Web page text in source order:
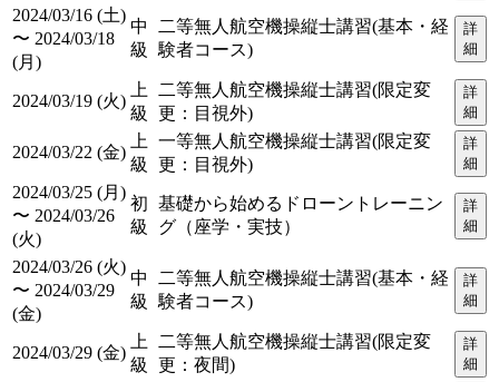
2024/03/16 (土)
〜 2024/03/18
(月)
中
級
二等無人航空機操縦士講習(基本・経
験者コース)
詳
細
2024/03/19 (火)
上
級
二等無人航空機操縦士講習(限定変
更：目視外)
詳
細
2024/03/22 (金)
上
級
一等無人航空機操縦士講習(限定変
更：目視外)
詳
細
2024/03/25 (月)
〜 2024/03/26
(火)
初
級
基礎から始めるドローントレーニン
グ（座学・実技）
詳
細
2024/03/26 (火)
〜 2024/03/29
(金)
中
級
二等無人航空機操縦士講習(基本・経
験者コース)
詳
細
2024/03/29 (金)
上
級
二等無人航空機操縦士講習(限定変
更：夜間)
詳
細